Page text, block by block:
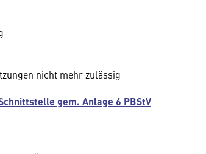
nicht mehr zulässig
gem. Anlage 6 PBStV